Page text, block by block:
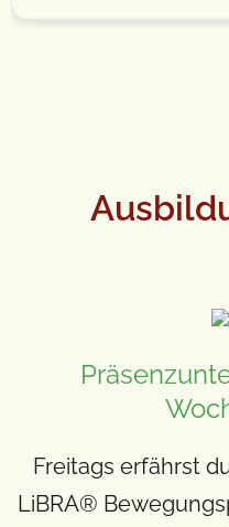
Freitags erfährst
LiBRA®